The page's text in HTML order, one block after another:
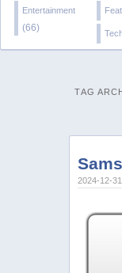
Entertainment
(66)
TAG
2024-12-